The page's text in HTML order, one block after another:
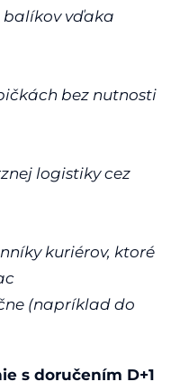
balíkov vďaka
bez nutnosti
logistiky cez
kuriérov, ktoré
(napríklad do
s doručením D+1